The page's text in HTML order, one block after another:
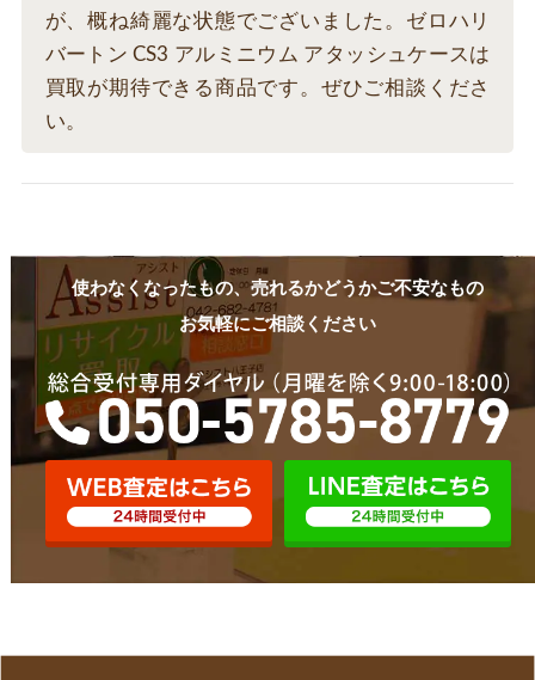
が、概ね綺麗な状態でございました。ゼロハリ
バートン CS3 アルミニウム アタッシュケースは
買取が期待できる商品です。ぜひご相談くださ
い。
使わなくなったもの、売れるかどうかご不安なもの
お気軽にご相談ください